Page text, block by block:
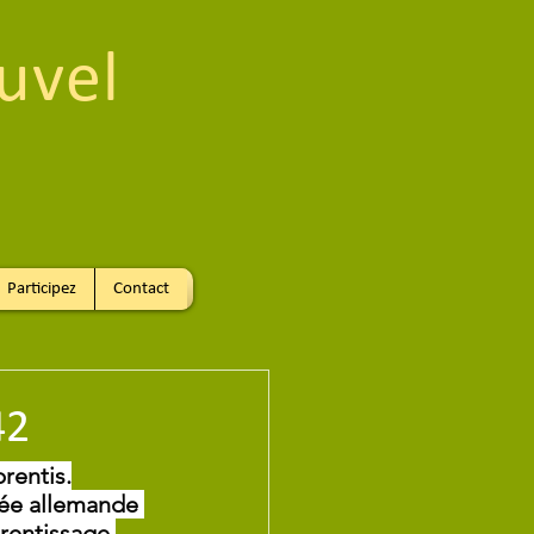
Participez Contact
allemande